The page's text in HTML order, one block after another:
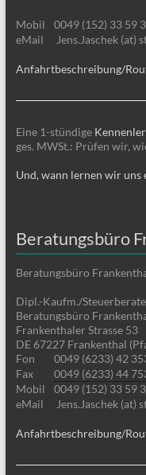
Mobil
0049 (152) 33 59
eMail
Jens.Jaschek (at)
Anfahrtbeschreibung/
Eine 1-stündige
ges. MWSt.: Prüfen wir,
Und, wann lernen wir uns
Beratungsbüro
Beratungsbüro
Dipl.-Kaufm./
Beratungsbüro
Frankenthaler Strasse 53
DE 67227 Frankenthal
Fon
0049 (6233) 42
Fax
0049 (6233) 44
Mobil
0049 (152) 33 59
eMail
Jens.Jaschek (at)
Anfahrtbeschreibung/